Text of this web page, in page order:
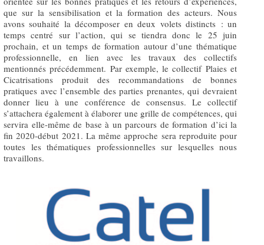
que sur la sensibilisation et la formation des acteurs. Nous
avons souhaité la décomposer en deux volets distincts : un
temps centré sur l’action, qui se tiendra donc le 25 juin
prochain, et un temps de formation autour d’une thématique
professionnelle, en lien avec les travaux des collectifs
mentionnés précédemment. Par exemple, le collectif Plaies et
Cicatrisations produit des recommandations de bonnes
pratiques avec l’ensemble des parties prenantes, qui devraient
donner lieu à une conférence de consensus. Le collectif
s’attachera également à élaborer une grille de compétences, qui
servira elle-même de base à un parcours de formation d’ici la
fin 2020-début 2021. La même approche sera reproduite pour
toutes les thématiques professionnelles sur lesquelles nous
travaillons.